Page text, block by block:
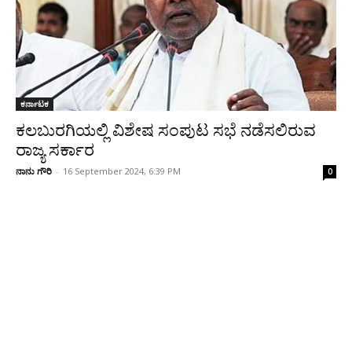
ಕರ್ನಾಟಕ
ಕಲಬುರಗಿಯಲ್ಲಿ ವಿಶೇಷ ಸಂಪುಟ ಸಭೆ ನಡೆಸಲಿರುವ
ರಾಜ್ಯ ಸರ್ಕಾರ
ನಾನು ಗೌರಿ - 16 September 2024, 6:39 PM 0